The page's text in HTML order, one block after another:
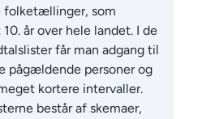
folketællinger, som
år over hele landet. I de
får man adgang til
pågældende personer og
kortere intervaller.
består af skemaer,